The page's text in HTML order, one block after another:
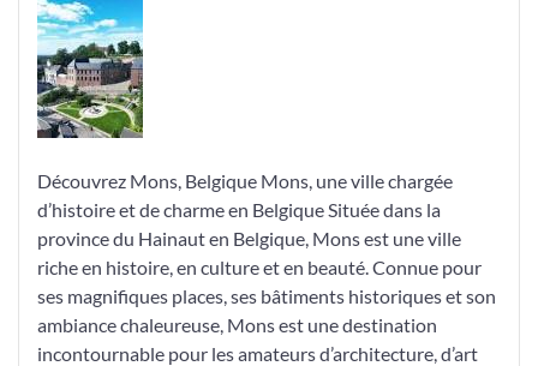
Découvrez Mons, Belgique Mons, une ville chargée
d’histoire et de charme en Belgique Située dans la
province du Hainaut en Belgique, Mons est une ville
riche en histoire, en culture et en beauté. Connue pour
ses magnifiques places, ses bâtiments historiques et son
ambiance chaleureuse, Mons est une destination
incontournable pour les amateurs d’architecture, d’art